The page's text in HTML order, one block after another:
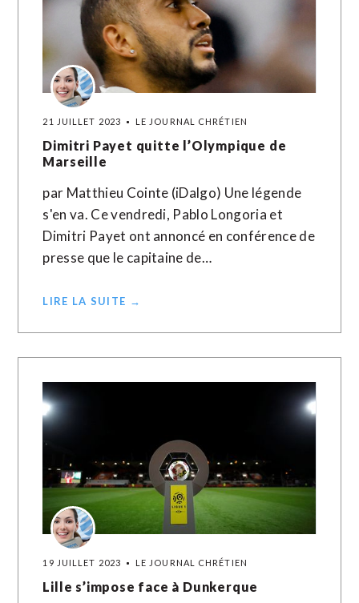
21 JUILLET 2023 LE JOURNAL CHRÉTIEN
Dimitri Payet quitte l’Olympique de
Marseille
par Matthieu Cointe (iDalgo) Une légende
s'en va. Ce vendredi, Pablo Longoria et
Dimitri Payet ont annoncé en conférence de
presse que le capitaine de…
LIRE LA SUITE →
19 JUILLET 2023 LE JOURNAL CHRÉTIEN
Lille s’impose face à Dunkerque